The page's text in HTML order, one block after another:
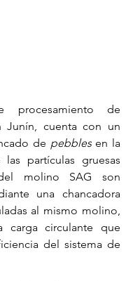
procesamiento de
Junín, cuenta con un
de pebbles en la
partículas gruesas
molino SAG son
una chancadora
al mismo molino,
carga circulante que
del sistema de